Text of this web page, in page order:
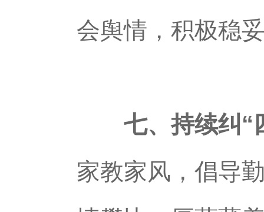
会舆情，积极稳
七、持续纠“
家教家风，倡导